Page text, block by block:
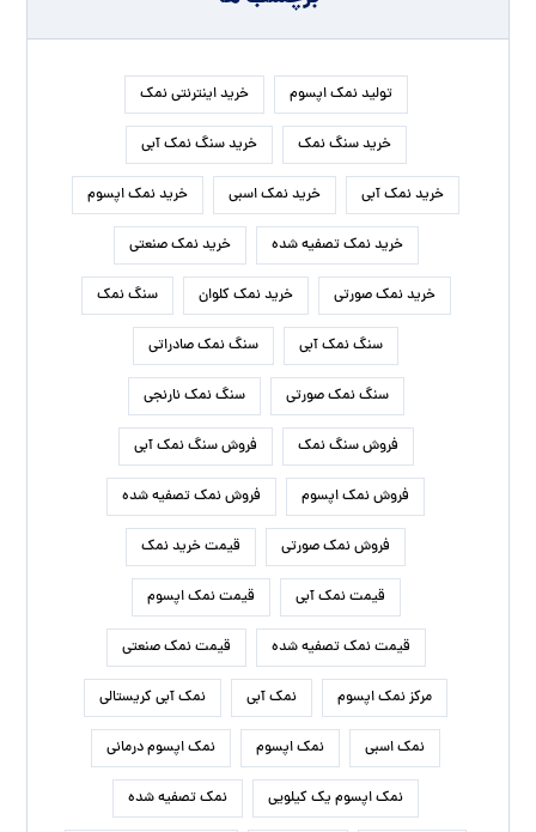
تولید نمک اپسوم خرید اینترنتی نمک
خرید سنگ نمک خرید سنگ نمک آبی
خرید نمک آبی خرید نمک اسبی خرید نمک اپسوم
خرید نمک تصفیه شده خرید نمک صنعتی
خرید نمک صورتی خرید نمک کلوان سنگ نمک
سنگ نمک آبی سنگ نمک صادراتی
سنگ نمک صورتی سنگ نمک نارنجی
فروش سنگ نمک فروش سنگ نمک آبی
فروش نمک اپسوم فروش نمک تصفیه شده
فروش نمک صورتی قیمت خرید نمک
قیمت نمک آبی قیمت نمک اپسوم
قیمت نمک تصفیه شده قیمت نمک صنعتی
مرکز نمک اپسوم نمک آبی نمک آبی کریستالی
نمک اسبی نمک اپسوم نمک اپسوم درمانی
نمک اپسوم یک کیلویی نمک تصفیه شده